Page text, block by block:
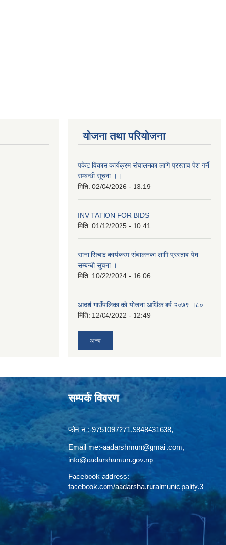
योजना तथा परियोजना
पकेट विकास कार्यक्रम संचालनका लागि प्रस्ताव पेश गर्ने
सम्बन्धी सूचना ।।
मिति: 02/04/2026 - 13:19
INVITATION FOR BIDS
मिति: 01/12/2025 - 10:41
साना सिचाइ कार्यक्रम संचालनका लागि प्रस्ताव पेश
सम्बन्धी सुचना ।
मिति: 10/22/2024 - 16:06
आदर्श गाउँपालिका काे याेजना आर्थिक बर्ष २०७९ ।८०
मिति: 12/04/2022 - 12:49
अन्य
सम्पर्क विवरण
फोन न‍‍‌ :-9751097271,9848431638,
Email me:-aadarshmun@gmail.com,
info@aadarshamun.gov.np
Facebook address:-
facebook.com/aadarsha.ruralmunicipality.3